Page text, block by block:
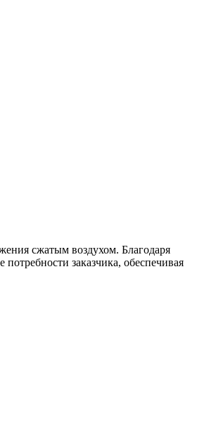
сжатым воздухом. Благодаря
заказчика, обеспечивая